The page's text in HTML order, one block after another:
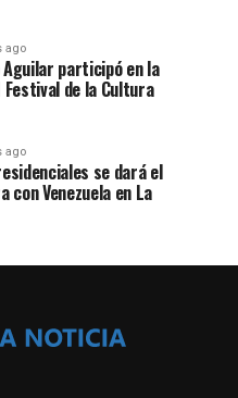
ago
participó en la
de la Cultura
ago
se dará el
Venezuela en La